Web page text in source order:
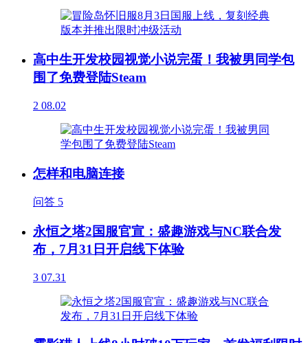
高中生开发校园视觉小说完蛋！我被男同学包
围了免费登陆Steam
2 08.02
怎样和电脑连接
问答 5
永恒之塔2国服官宣：盛趣游戏与NC联合发
布，7月31日开启线下体验
3 07.31